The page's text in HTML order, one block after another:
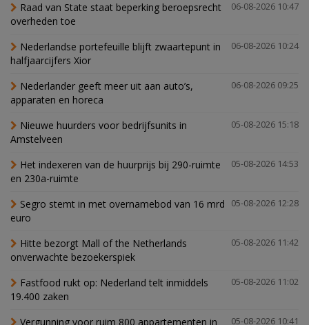
06-08-2026 10:47
Raad van State staat beperking beroepsrecht
overheden toe
06-08-2026 10:24
Nederlandse portefeuille blijft zwaartepunt in
halfjaarcijfers Xior
06-08-2026 09:25
Nederlander geeft meer uit aan auto’s,
apparaten en horeca
05-08-2026 15:18
Nieuwe huurders voor bedrijfsunits in
Amstelveen
05-08-2026 14:53
Het indexeren van de huurprijs bij 290-ruimte
en 230a-ruimte
05-08-2026 12:28
Segro stemt in met overnamebod van 16 mrd
euro
05-08-2026 11:42
Hitte bezorgt Mall of the Netherlands
onverwachte bezoekerspiek
05-08-2026 11:02
Fastfood rukt op: Nederland telt inmiddels
19.400 zaken
05-08-2026 10:41
Vergunning voor ruim 800 appartementen in